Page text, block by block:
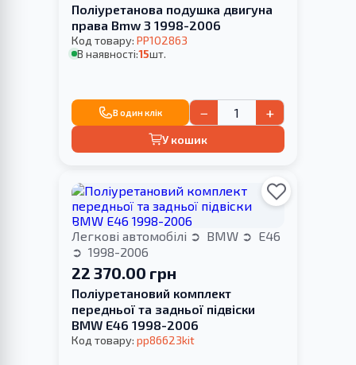
Поліуретанова подушка двигуна
права Bmw 3 1998-2006
Код товару: PP102863
В наявності:15шт.
В один клік − +
У кошик
Легкові автомобілі BMW
E46
1998-2006
22 370.00 грн
Поліуретановий комплект
передньої та задньої підвіски
BMW E46 1998-2006
Код товару: pp86623kit